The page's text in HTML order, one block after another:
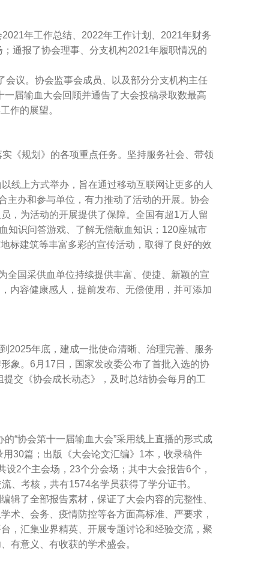
年工作总结、2022年工作计划、2021年财务
通报了协会理事、分支机构2021年履职情况的
议。协会监事会成员、以及部分分支机构主任
届输血大会回顾并通告了大会投稿录取数最高
作的展望。
规划》的各项重点任务。坚持服务社会、带领
线上方式举办，旨在通过移动互联网让更多的人
主办和参与单位，有力推动了活动的开展。协会
，为活动的开展提供了保障。全国有超1万人留
知识问答游戏、了解无偿献血知识；120座城市
标建筑等丰富多彩的宣传活动，取得了良好的效
国采供血单位持续提供丰富、便捷、新颖的宣
内容健康感人，提前发布、无偿使用，并可添加
年底，建成一批使命清晰、治理完善、服务
象。6月17日，国家发改委公布了首批入选的协
交《协会成长动态》，及时总结协会每月的工
“协会第十一届输血大会”采用线上直播的形式成
30篇；出版《大会论文汇编》1本，收录稿件
2个主会场，23个分会场；其中大会报告6个，
、考核，共有1574名学员获得了学分证书。
了全部报告素材，保证了大会内容的完整性、
术、会务、疫情防控等各方面高标准、严要求，
，汇集业界精英、开展专题讨论和经验交流，聚
有意义、有收获的学术盛会。